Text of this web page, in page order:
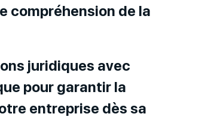
compréhension de la
juridiques avec
pour garantir la
entreprise dès sa